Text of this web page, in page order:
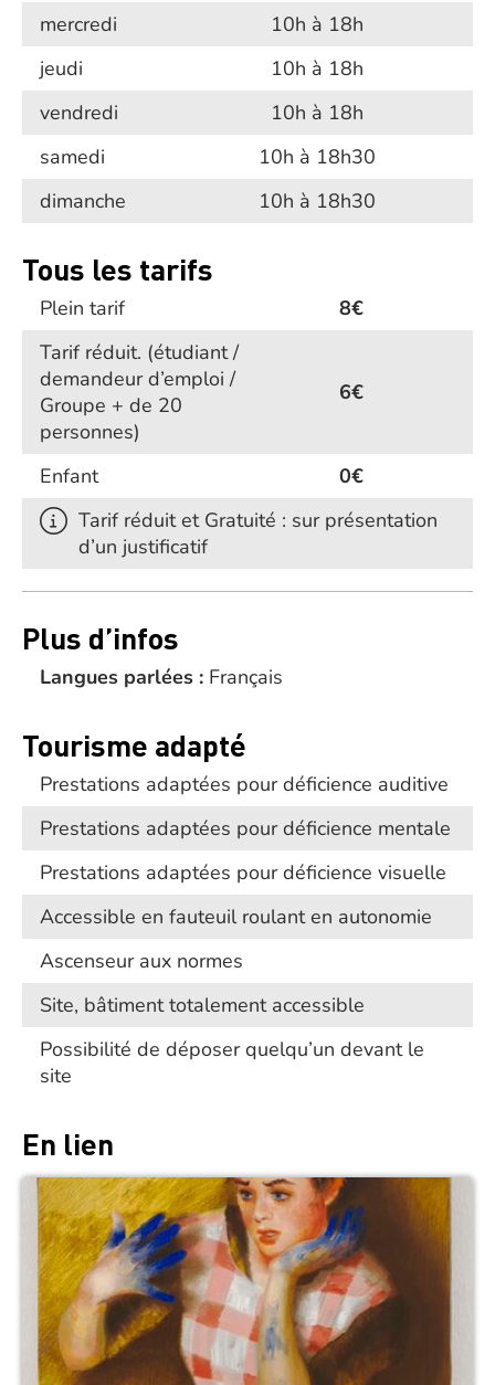
mercredi
10h à 18h
jeudi
10h à 18h
vendredi
10h à 18h
samedi
10h à 18h30
dimanche
10h à 18h30
Tous les tarifs
Plein tarif
8€
Tarif réduit. (étudiant /
demandeur d’emploi /
Groupe + de 20
personnes)
6€
Enfant
0€
Tarif réduit et Gratuité : sur présentation
d’un justificatif
Plus d’infos
Langues parlées : Français
Tourisme adapté
Prestations adaptées pour déficience auditive
Prestations adaptées pour déficience mentale
Prestations adaptées pour déficience visuelle
Accessible en fauteuil roulant en autonomie
Ascenseur aux normes
Site, bâtiment totalement accessible
Possibilité de déposer quelqu’un devant le
site
En lien